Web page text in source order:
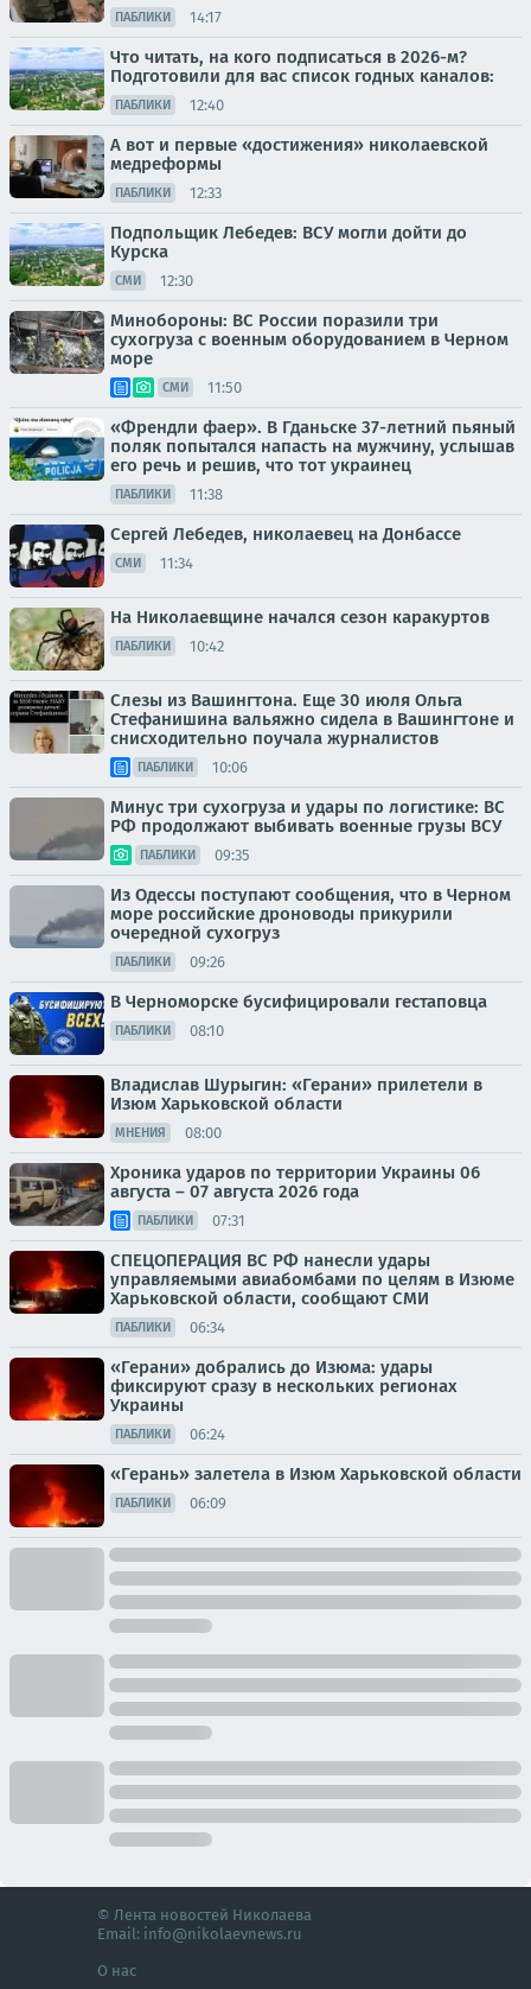
ПАБЛИКИ 14:17
Что читать, на кого подписаться в 2026-м?
Подготовили для вас список годных каналов:
ПАБЛИКИ 12:40
А вот и первые «достижения» николаевской
медреформы
ПАБЛИКИ 12:33
Подпольщик Лебедев: ВСУ могли дойти до
Курска
СМИ 12:30
Минобороны: ВС России поразили три
сухогруза с военным оборудованием в Черном
море
СМИ 11:50
«Френдли фаер». В Гданьске 37-летний пьяный
поляк попытался напасть на мужчину, услышав
его речь и решив, что тот украинец
ПАБЛИКИ 11:38
Сергей Лебедев, николаевец на Донбассе
СМИ 11:34
На Николаевщине начался сезон каракуртов
ПАБЛИКИ 10:42
Слезы из Вашингтона. Еще 30 июля Ольга
Стефанишина вальяжно сидела в Вашингтоне и
снисходительно поучала журналистов
ПАБЛИКИ 10:06
Минус три сухогруза и удары по логистике: ВС
РФ продолжают выбивать военные грузы ВСУ
ПАБЛИКИ 09:35
Из Одессы поступают сообщения, что в Черном
море российские дроноводы прикурили
очередной сухогруз
ПАБЛИКИ 09:26
В Черноморске бусифицировали гестаповца
ПАБЛИКИ 08:10
Владислав Шурыгин: «Герани» прилетели в
Изюм Харьковской области
МНЕНИЯ 08:00
Хроника ударов по территории Украины 06
августа – 07 августа 2026 года
ПАБЛИКИ 07:31
СПЕЦОПЕРАЦИЯ ВС РФ нанесли удары
управляемыми авиабомбами по целям в Изюме
Харьковской области, сообщают СМИ
ПАБЛИКИ 06:34
«Герани» добрались до Изюма: удары
фиксируют сразу в нескольких регионах
Украины
ПАБЛИКИ 06:24
«Герань» залетела в Изюм Харьковской области
ПАБЛИКИ 06:09
© Лента новостей Николаева
Email: info@nikolaevnews.ru
О нас